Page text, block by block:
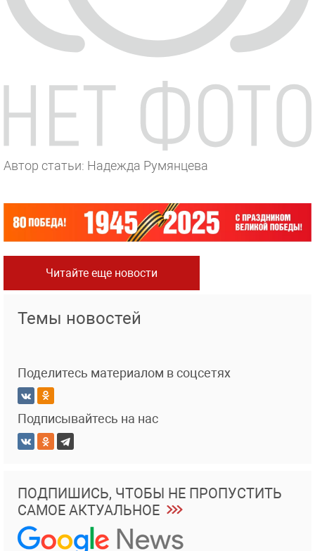
Автор статьи: Надежда Румянцева
Читайте еще новости
Темы новостей
Поделитесь материалом в соцсетях
Подписывайтесь на нас
ПОДПИШИСЬ, ЧТОБЫ НЕ ПРОПУСТИТЬ
САМОЕ АКТУАЛЬНОЕ